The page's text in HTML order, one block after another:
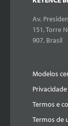
Av.
151, Torre
907, Brasil
Modelos
Privacidade
Termos e
Termos de